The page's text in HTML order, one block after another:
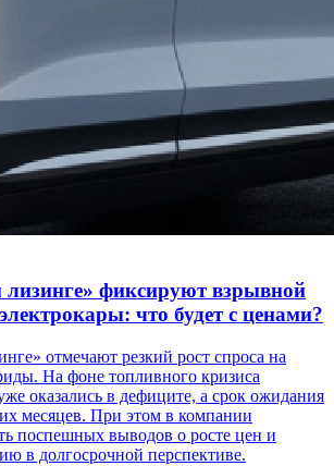
фиксируют взрывной
что будет с ценами?
отмечают резкий рост спроса на
На фоне топливного кризиса
оказались в дефиците, а срок ожидания
месяцев. При этом в компании
поспешных выводов о росте цен и
в долгосрочной перспективе.